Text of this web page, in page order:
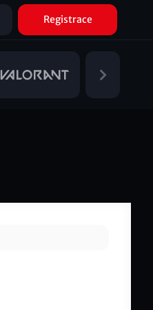
Registrace